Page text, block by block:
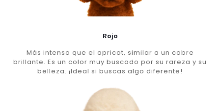
Rojo
Más intenso que el apricot, similar a un cobre
brillante. Es un color muy buscado por su rareza y su
belleza. ¡Ideal si buscas algo diferente!